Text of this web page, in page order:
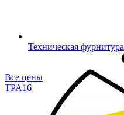
Техническая фурнитура
Все цены
TPA16